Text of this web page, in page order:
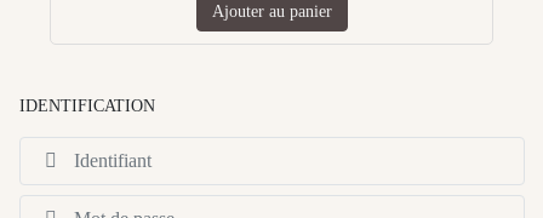
Ajouter au panier
IDENTIFICATION